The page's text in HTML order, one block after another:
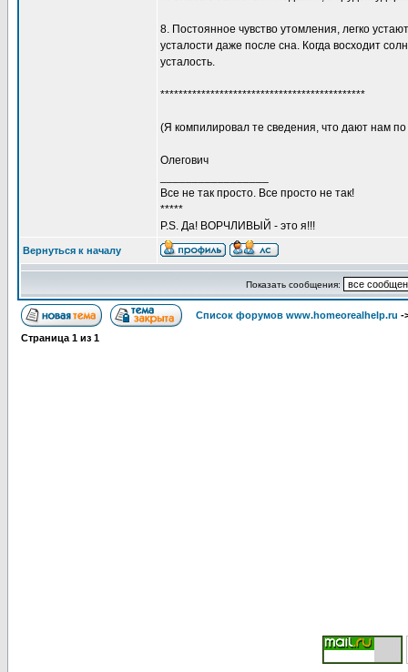
8. Постоянное чувство утомления, легко
усталости даже после сна. Когда восходит
усталость.
*********************************************
(Я компилировал те сведения, что дают нам
Олегович
Все не так просто. Все просто не так!
*****
P.S. Да! ВОРЧЛИВЫЙ - это я!!!
Вернуться к началу
Показать сообщения:
Список форумов www.homeorealhelp.ru -
Страница 1 из 1